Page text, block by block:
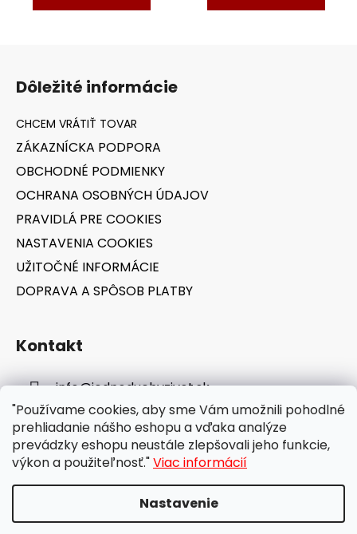
"Používame cookies, aby sme Vám umožnili pohodlné
prehliadanie nášho eshopu a vďaka analýze
prevádzky eshopu neustále zlepšovali jeho funkcie,
výkon a použiteľnosť."Viac informácií
Nastavenie
Dôležité informácie
ZÁKAZNÍCKA PODPORA
OBCHODNÉ PODMIENKY
OCHRANA OSOBNÝCH ÚDAJOV
PRAVIDLÁ PRE COOKIES
NASTAVENIA COOKIES
UŽITOČNÉ INFORMÁCIE
DOPRAVA A SPÔSOB PLATBY
Kontakt
info@jednoduchyzivot.sk
E-shop: 0948 647 767